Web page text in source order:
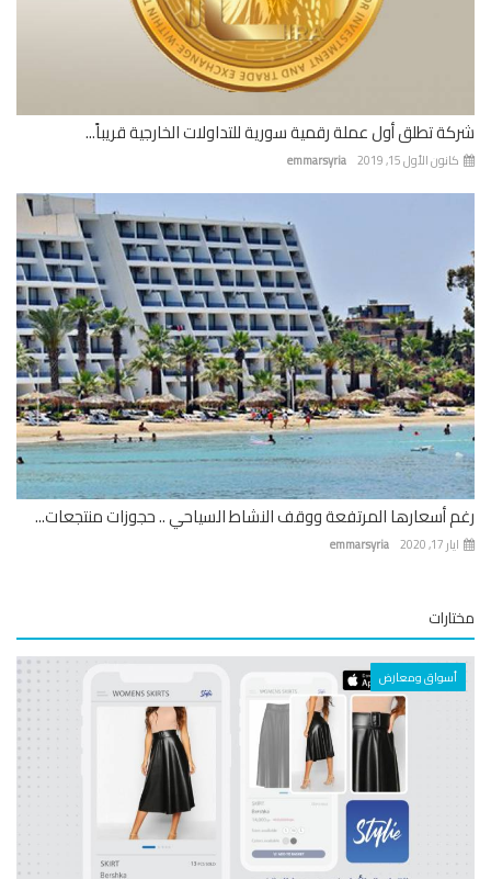
تطلق أول عملة رقمية سورية للتداولات الخارجية قريباً...
emmarsyria الأول 15, 2019
أسعارها المرتفعة ووقف النشاط السياحي .. حجوزات منتجعات...
emmarsyria
أسواق ومعارض